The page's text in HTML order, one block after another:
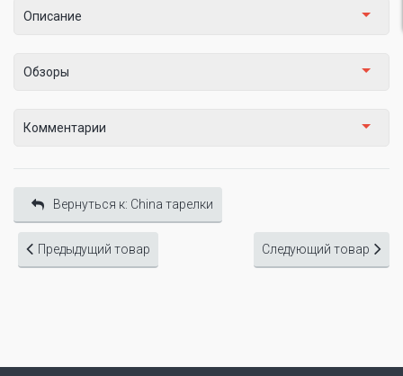
Описание
Обзоры
Комментарии
Вернуться к: China тарелки
Предыдущий товар Следующий товар